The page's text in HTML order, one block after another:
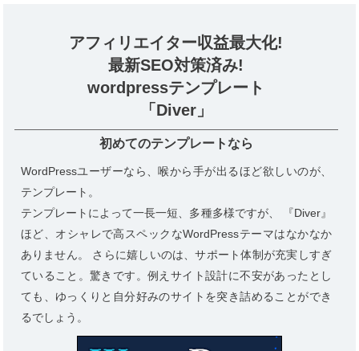
アフィリエイター収益最大化!
最新SEO対策済み!
wordpressテンプレート
「Diver」
初めてのテンプレートなら
WordPressユーザーなら、喉から手が出るほど欲しいのが、
テンプレート。
テンプレートによって一長一短、多種多様ですが、 『Diver』
ほど、オシャレで高スペックなWordPressテーマはなかなか
ありません。 さらに嬉しいのは、サポート体制が充実しすぎ
ていること。驚きです。例えサイト設計に不安があったとし
ても、ゆっくりと自分好みのサイトを突き詰めることができ
るでしょう。